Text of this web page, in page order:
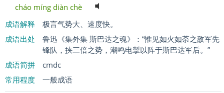
cháo míng diàn chè
成语解释
极言气势大、速度快。
成语出处
鲁迅《集外集 斯巴达之魂》：“惟见如火如荼之敌军先
锋队，挟三倍之势，潮鸣电掣以阵于斯巴达军后。”
成语简拼
cmdc
常用程度
一般成语